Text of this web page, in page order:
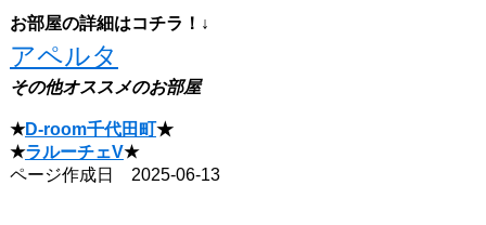
お部屋の詳細はコチラ！↓
アペルタ
その他オススメのお部屋
★D-room千代田町★
★ラルーチェV★
ページ作成日 2025-06-13